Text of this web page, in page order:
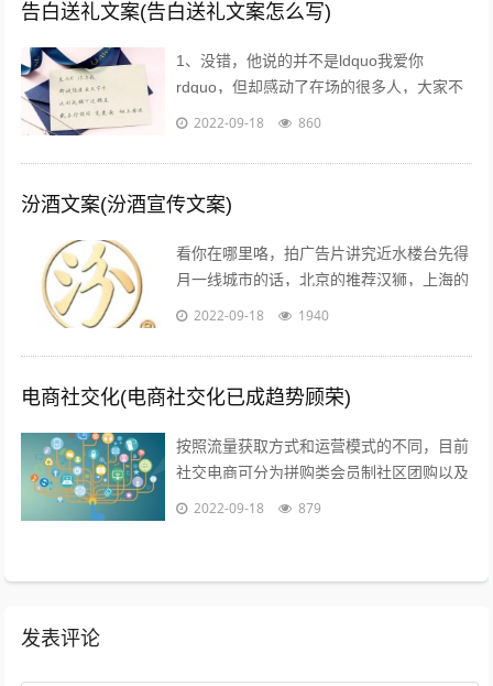
告白送礼文案(告白送礼文案怎么写)
1、没错，他说的并不是ldquo我爱你
rdquo，但却感动了在场的很多人，大家不
约而同的为他鼓掌所以我说，真正适合520
2022-09-18 860
汾酒文案(汾酒宣传文案)
看你在哪里咯，拍广告片讲究近水楼台先得
月一线城市的话，北京的推荐汉狮，上海的
赤马，广州的平方影视，深圳的就宝视达了
2022-09-18 1940
电商社交化(电商社交化已成趋势顾荣)
按照流量获取方式和运营模式的不同，目前
社交电商可分为拼购类会员制社区团购以及
内容类四种典型的商业模式拼购类以拼多多
2022-09-18 879
发表评论